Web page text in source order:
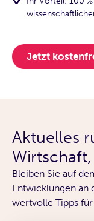
Jetzt
Aktuelles
Bleiben Sie auf
Entwicklungen an
wertvolle Tipps